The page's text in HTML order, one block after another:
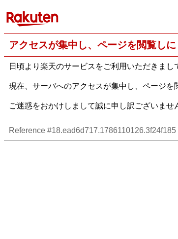
アクセスが集中し、ページを閲覧し
日頃より楽天のサービスをご利用いただきまし
現在、サーバへのアクセスが集中し、ページを
ご迷惑をおかけしまして誠に申し訳ございま
Reference #18.ead6d717.1786110126.3f24f185